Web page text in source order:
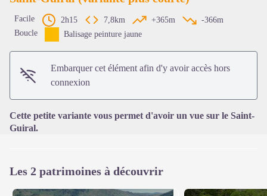
Facile 2h15 7,8km +365m
-366m
Boucle
Balisage peinture jaune
Embarquer cet élément afin d'y avoir accès hors
connexion
Cette petite variante vous permet d'avoir un vue sur le Saint-
Guiral.
Les 2 patrimoines à découvrir